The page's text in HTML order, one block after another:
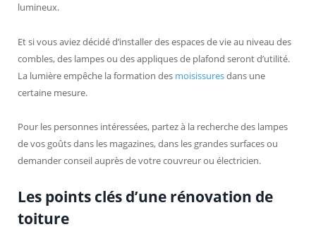
lumineux.
Et si vous aviez décidé d’installer des espaces de vie au niveau des
combles, des lampes ou des appliques de plafond seront d’utilité.
La lumière empêche la formation des moisissuresdans une
certaine mesure.
Pour les personnes intéressées, partez à la recherche des lampes
de vos goûts dans les magazines, dans les grandes surfaces ou
demander conseil auprès de votre couvreur ou électricien.
Les points clés d’une rénovation de
toiture